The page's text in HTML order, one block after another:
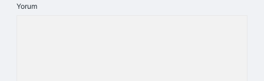
Yorum